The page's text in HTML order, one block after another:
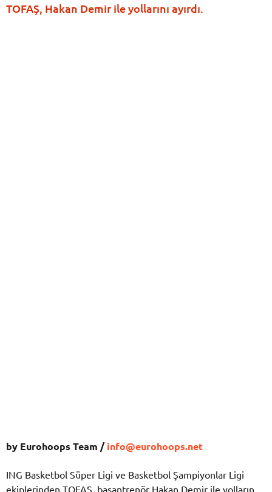
TOFAŞ, Hakan Demir ile yollarını ayırdı.
by Eurohoops Team /info@eurohoops.net
ING Basketbol Süper Ligi ve Basketbol Şampiyonlar Ligi
ekiplerinden TOFAŞ, başantrenör Hakan Demir ile yolların